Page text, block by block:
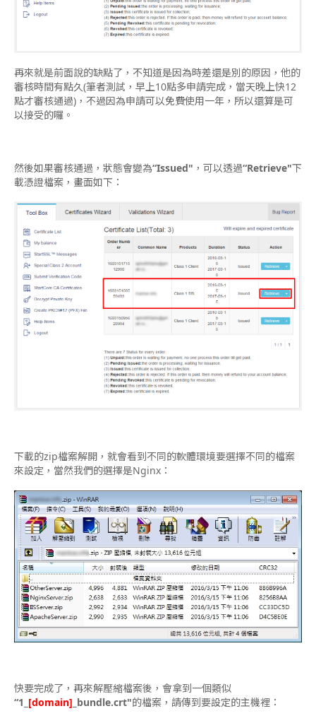
再來就是前面說的缺點了，不知道是因為時差還是別的原因，他的
審核時間有點久(筆者測試，早上10點多申請完成，當天晚上快12
點才審核通過)，不過因為申請可以免費使用一年，所以還算是可
以接受的囉。
然後如果審核通過，狀態會變為“Issued" ，可以透過“Retrieve"下
載憑證檔案，畫面如下：
下載的zip檔案解開，就會看到不同的軟體環境要選擇不同的檔案
來設定，當然我們的選擇是Nginx：
快要完成了，再來解壓縮檔案後，會拿到一個類似
“1_ [domain] _bundle.crt"的檔案，請傳到要設定的主機裡：